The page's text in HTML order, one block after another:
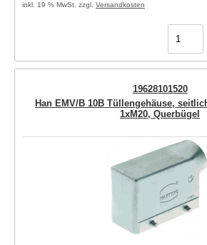
inkl. 19 % MwSt. zzgl. Versandkosten
19628101520
Han EMV/B 10B Tüllengehäuse,
1xM20, Querbügel